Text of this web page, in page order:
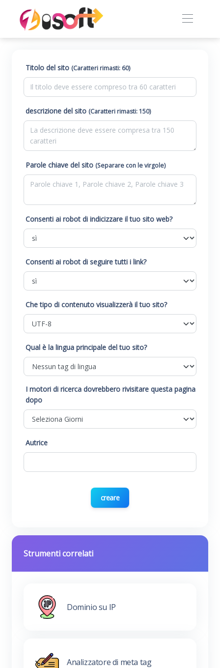
Titolo del sito (Caratteri rimasti: 60)
descrizione del sito (Caratteri rimasti: 150)
Parole chiave del sito (Separare con le virgole)
Consenti ai robot di indicizzare il tuo sito web?
Consenti ai robot di seguire tutti i link?
Che tipo di contenuto visualizzerà il tuo sito?
Qual è la lingua principale del tuo sito?
I motori di ricerca dovrebbero rivisitare questa pagina
dopo
Autrice
creare
Strumenti correlati
Dominio su IP
Analizzatore di meta tag